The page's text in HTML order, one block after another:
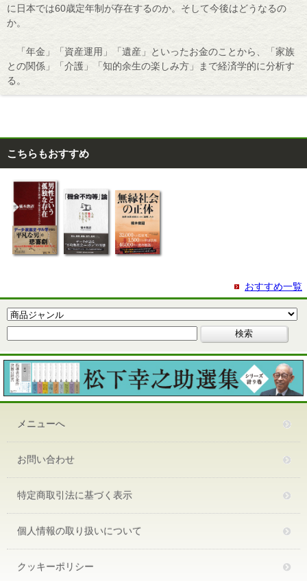
に日本では60歳定年制が存在するのか。そして今後はどうなるの
か。
「年金」「資産運用」「遺産」といったお金のことから、「家族
との関係」「介護」「知的余生の楽しみ方」まで経済学的に分析す
る。
こちらもおすすめ
おすすめ一覧
メニューへ
お問い合わせ
特定商取引法に基づく表示
個人情報の取り扱いについて
クッキーポリシー